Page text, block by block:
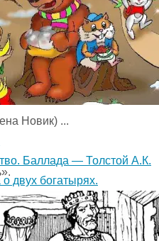
Новик) ...
Баллада — Толстой А.К.
двух богатырях.